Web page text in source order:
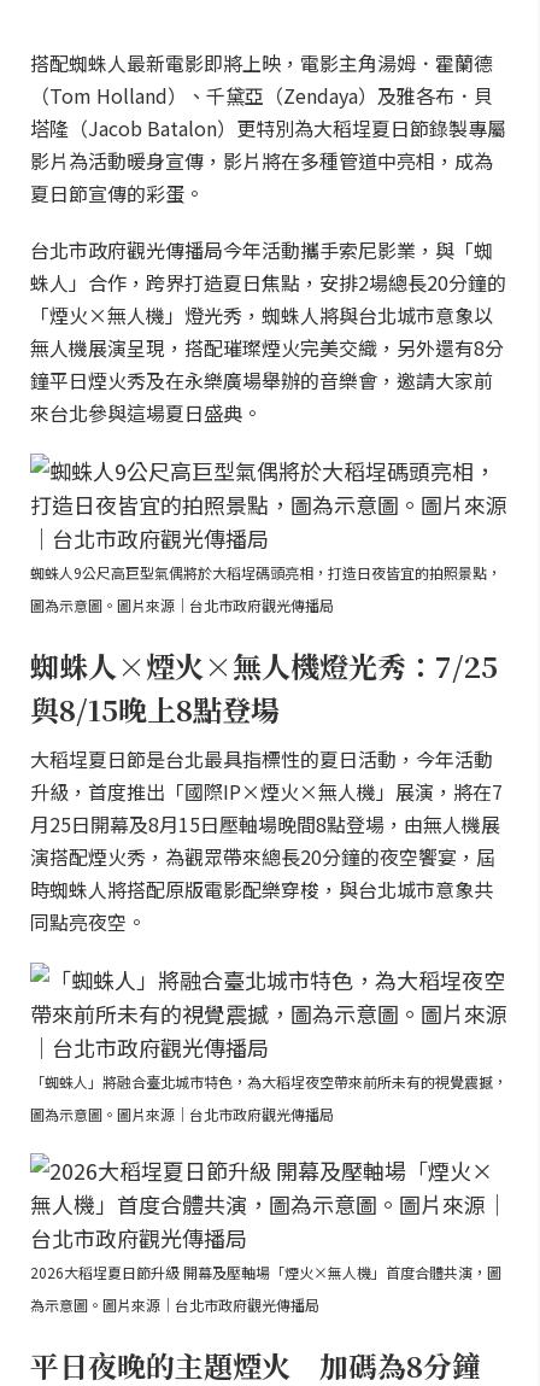
搭配蜘蛛人最新電影即將上映，電影主角湯姆．霍蘭德
（Tom Holland）、千黛亞（Zendaya）及雅各布．貝
塔隆（Jacob Batalon）更特別為大稻埕夏日節錄製專屬
影片為活動暖身宣傳，影片將在多種管道中亮相，成為
夏日節宣傳的彩蛋。
台北市政府觀光傳播局今年活動攜手索尼影業，與「蜘
蛛人」合作，跨界打造夏日焦點，安排2場總長20分鐘的
「煙火×無人機」燈光秀，蜘蛛人將與台北城市意象以
無人機展演呈現，搭配璀璨煙火完美交織，另外還有8分
鐘平日煙火秀及在永樂廣場舉辦的音樂會，邀請大家前
來台北參與這場夏日盛典。
蜘蛛人9公尺高巨型氣偶將於大稻埕碼頭亮相，打造日夜皆宜的拍照景點，
圖為示意圖。圖片來源｜台北市政府觀光傳播局
蜘蛛人×煙火×無人機燈光秀：7/25
與8/15晚上8點登場
大稻埕夏日節是台北最具指標性的夏日活動，今年活動
升級，首度推出「國際IP×煙火×無人機」展演，將在7
月25日開幕及8月15日壓軸場晚間8點登場，由無人機展
演搭配煙火秀，為觀眾帶來總長20分鐘的夜空饗宴，屆
時蜘蛛人將搭配原版電影配樂穿梭，與台北城市意象共
同點亮夜空。
「蜘蛛人」將融合臺北城市特色，為大稻埕夜空帶來前所未有的視覺震撼，
圖為示意圖。圖片來源｜台北市政府觀光傳播局
2026大稻埕夏日節升級 開幕及壓軸場「煙火×無人機」首度合體共演，圖
為示意圖。圖片來源｜台北市政府觀光傳播局
平日夜晚的主題煙火 加碼為8分鐘